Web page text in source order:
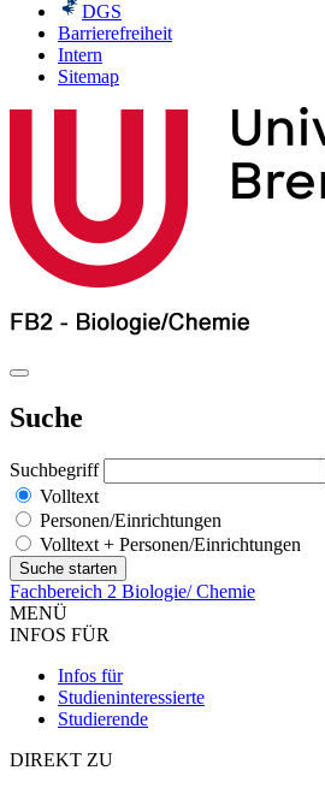
DGS
Barrierefreiheit
Intern
Sitemap
Suche
Suchbegriff
Volltext
Personen/Einrichtungen
Volltext + Personen/Einrichtungen
Fachbereich 2 Biologie/ Chemie
MENÜ
INFOS FÜR
Infos für
Studieninteressierte
Studierende
DIREKT ZU